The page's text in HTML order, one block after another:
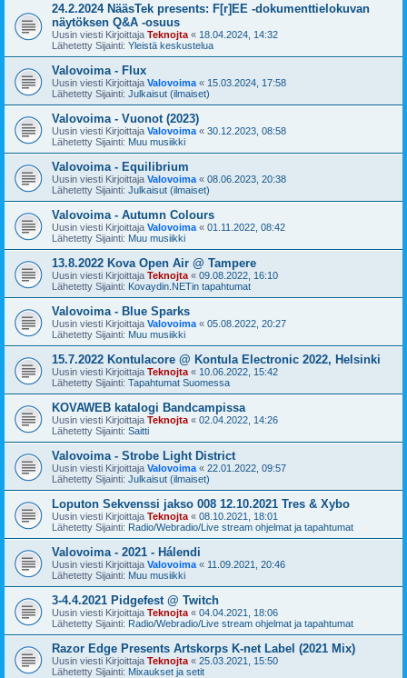
24.2.2024 NääsTek presents: F[r]EE -dokumenttielokuvan
näytöksen Q&A -osuus
Uusin viesti Kirjoittaja Teknojta « 18.04.2024, 14:32
Lähetetty Sijainti: Yleistä keskustelua
Valovoima - Flux
Uusin viesti Kirjoittaja Valovoima « 15.03.2024, 17:58
Lähetetty Sijainti: Julkaisut (ilmaiset)
Valovoima - Vuonot (2023)
Uusin viesti Kirjoittaja Valovoima « 30.12.2023, 08:58
Lähetetty Sijainti: Muu musiikki
Valovoima - Equilibrium
Uusin viesti Kirjoittaja Valovoima « 08.06.2023, 20:38
Lähetetty Sijainti: Julkaisut (ilmaiset)
Valovoima - Autumn Colours
Uusin viesti Kirjoittaja Valovoima « 01.11.2022, 08:42
Lähetetty Sijainti: Muu musiikki
13.8.2022 Kova Open Air @ Tampere
Uusin viesti Kirjoittaja Teknojta « 09.08.2022, 16:10
Lähetetty Sijainti: Kovaydin.NETin tapahtumat
Valovoima - Blue Sparks
Uusin viesti Kirjoittaja Valovoima « 05.08.2022, 20:27
Lähetetty Sijainti: Muu musiikki
15.7.2022 Kontulacore @ Kontula Electronic 2022, Helsinki
Uusin viesti Kirjoittaja Teknojta « 10.06.2022, 15:42
Lähetetty Sijainti: Tapahtumat Suomessa
KOVAWEB katalogi Bandcampissa
Uusin viesti Kirjoittaja Teknojta « 02.04.2022, 14:26
Lähetetty Sijainti: Saitti
Valovoima - Strobe Light District
Uusin viesti Kirjoittaja Valovoima « 22.01.2022, 09:57
Lähetetty Sijainti: Julkaisut (ilmaiset)
Loputon Sekvenssi jakso 008 12.10.2021 Tres & Xybo
Uusin viesti Kirjoittaja Teknojta « 08.10.2021, 18:01
Lähetetty Sijainti: Radio/Webradio/Live stream ohjelmat ja tapahtumat
Valovoima - 2021 - Hálendi
Uusin viesti Kirjoittaja Valovoima « 11.09.2021, 20:46
Lähetetty Sijainti: Muu musiikki
3-4.4.2021 Pidgefest @ Twitch
Uusin viesti Kirjoittaja Teknojta « 04.04.2021, 18:06
Lähetetty Sijainti: Radio/Webradio/Live stream ohjelmat ja tapahtumat
Razor Edge Presents Artskorps K-net Label (2021 Mix)
Uusin viesti Kirjoittaja Teknojta « 25.03.2021, 15:50
Lähetetty Sijainti: Mixaukset ja setit